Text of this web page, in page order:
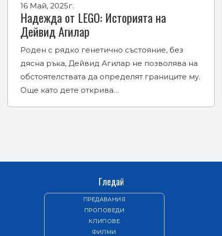
16 Май, 2025г.
Надежда от LEGO: Историята на
Дейвид Агилар
Роден с рядко генетично състояние, без
дясна ръка, Дейвид Агилар не позволява на
обстоятелствата да определят границите му.
Още като дете открива…
Гледай
ПРЕДАВАНИЯ
ПРОПОВЕДИ
КЛИПОВЕ
ФИЛМИ